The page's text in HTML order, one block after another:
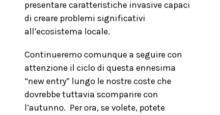
presentare caratteristiche invasive capaci
di creare problemi significativi
all’ecosistema locale.
Continueremo comunque a seguire con
attenzione il ciclo di questa ennesima
“new entry” lungo le nostre coste che
dovrebbe tuttavia scomparire con
l’autunno. Per ora, se volete, potete